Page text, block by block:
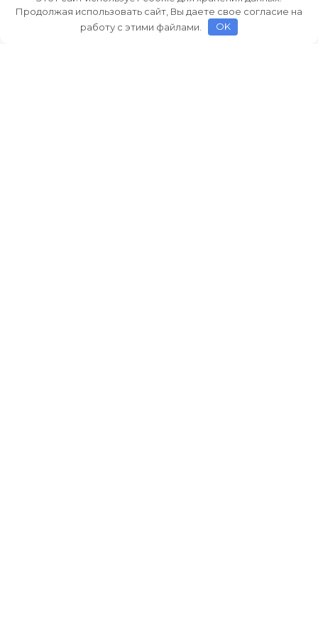
Продолжая использовать сайт, Вы даете свое согласие на
работу с этими файлами.
OK